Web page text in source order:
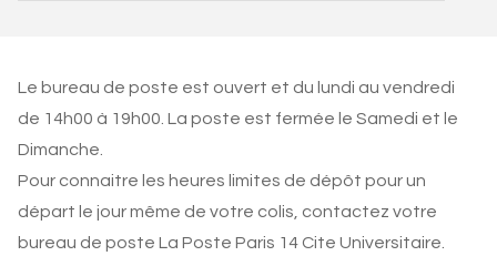
Le bureau de poste est ouvert et du lundi au vendredi
de 14h00 à 19h00. La poste est fermée le Samedi et le
Dimanche.
Pour connaitre les heures limites de dépôt pour un
départ le jour même de votre colis, contactez votre
bureau de poste La Poste Paris 14 Cite Universitaire.